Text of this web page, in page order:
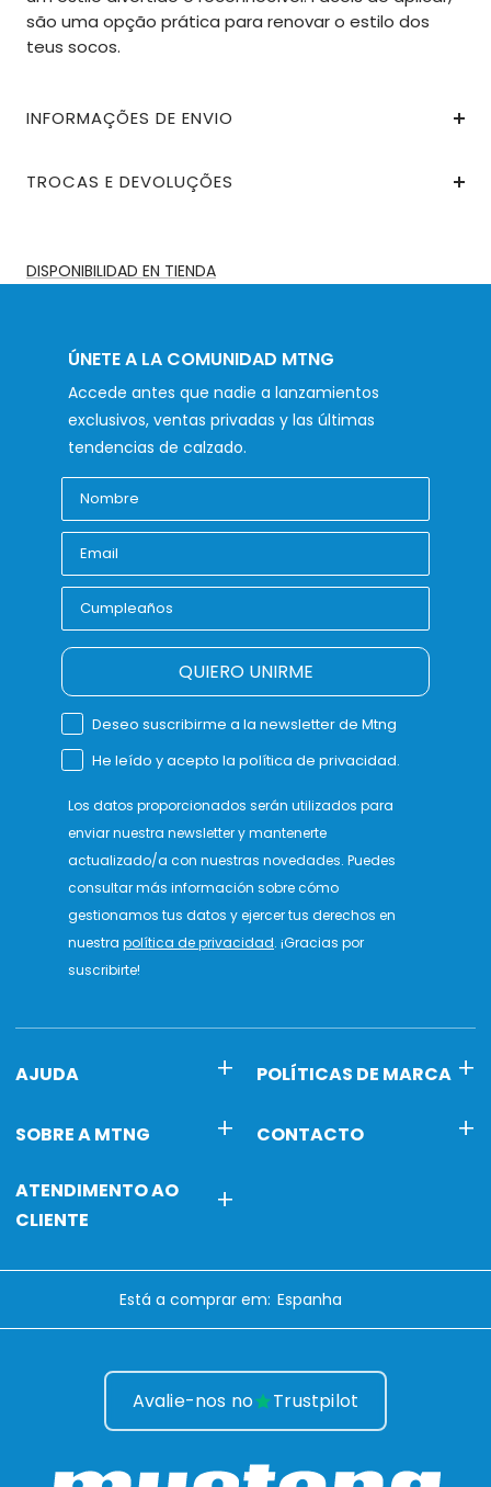
são uma opção prática para renovar o estilo dos
teus socos.
INFORMAÇÕES DE ENVIO
TROCAS E DEVOLUÇÕES
DISPONIBILIDAD EN TIENDA
ÚNETE A LA COMUNIDAD MTNG
Accede antes que nadie a lanzamientos
exclusivos, ventas privadas y las últimas
tendencias de calzado.
QUIERO UNIRME
Deseo suscribirme a la newsletter de Mtng
He leído y acepto la política de privacidad.
Los datos proporcionados serán utilizados para
enviar nuestra newsletter y mantenerte
actualizado/a con nuestras novedades. Puedes
consultar más información sobre cómo
gestionamos tus datos y ejercer tus derechos en
nuestra política de privacidad. ¡Gracias por
suscribirte!
AJUDA POLÍTICAS DE MARCA
SOBRE A MTNG CONTACTO
ATENDIMENTO AO
CLIENTE
Está a comprar em:
Avalie-nos no Trustpilot